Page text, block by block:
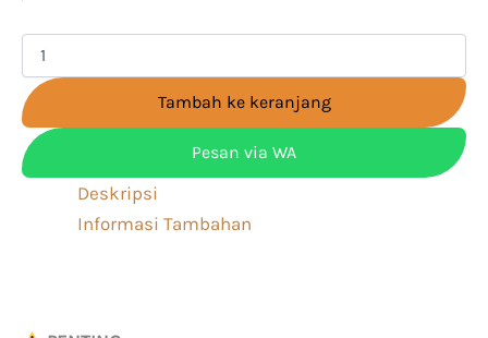
Tambah ke keranjang
Pesan via WA
Deskripsi
Informasi Tambahan